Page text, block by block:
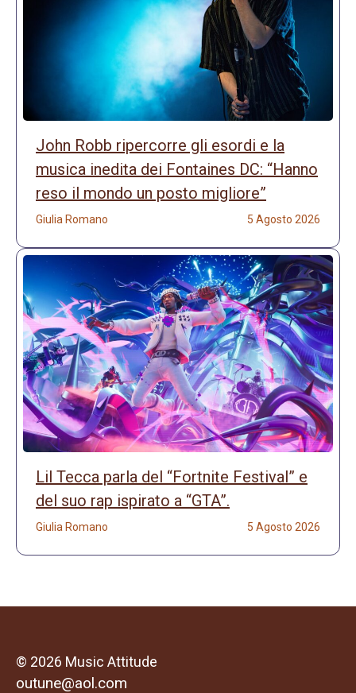
John Robb ripercorre gli esordi e la
musica inedita dei Fontaines DC: “Hanno
reso il mondo un posto migliore”
Giulia Romano 5 Agosto 2026
Lil Tecca parla del “Fortnite Festival” e
del suo rap ispirato a “GTA”.
Giulia Romano 5 Agosto 2026
© 2026 Music Attitude
outune@aol.com